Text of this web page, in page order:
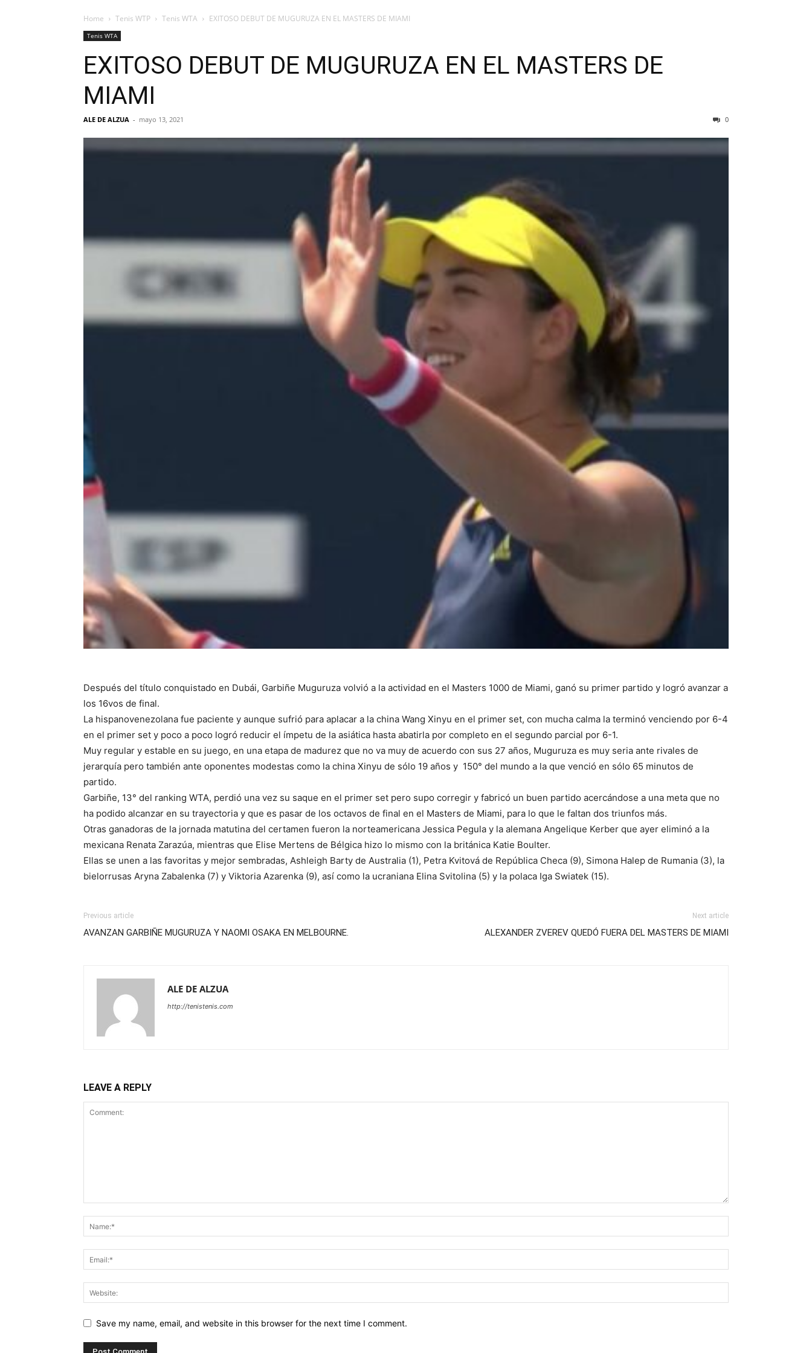
Home Tenis WTP Tenis WTA EXITOSO DEBUT DE MUGURUZA EN EL MASTERS DE MIAMI
Tenis WTA
EXITOSO DEBUT DE MUGURUZA EN EL MASTERS DE
MIAMI
ALE DE ALZUA - mayo 13, 2021 0
Después del título conquistado en Dubái, Garbiñe Muguruza volvió a la actividad en el Masters 1000 de Miami, ganó su primer partido y logró avanzar a
los 16vos de final.
La hispanovenezolana fue paciente y aunque sufrió para aplacar a la china Wang Xinyu en el primer set, con mucha calma la terminó venciendo por 6-4
en el primer set y poco a poco logró reducir el ímpetu de la asiática hasta abatirla por completo en el segundo parcial por 6-1.
Muy regular y estable en su juego, en una etapa de madurez que no va muy de acuerdo con sus 27 años, Muguruza es muy seria ante rivales de
jerarquía pero también ante oponentes modestas como la china Xinyu de sólo 19 años y 150° del mundo a la que venció en sólo 65 minutos de
partido.
Garbiñe, 13° del ranking WTA, perdió una vez su saque en el primer set pero supo corregir y fabricó un buen partido acercándose a una meta que no
ha podido alcanzar en su trayectoria y que es pasar de los octavos de final en el Masters de Miami, para lo que le faltan dos triunfos más.
Otras ganadoras de la jornada matutina del certamen fueron la norteamericana Jessica Pegula y la alemana Angelique Kerber que ayer eliminó a la
mexicana Renata Zarazúa, mientras que Elise Mertens de Bélgica hizo lo mismo con la británica Katie Boulter.
Ellas se unen a las favoritas y mejor sembradas, Ashleigh Barty de Australia (1), Petra Kvitová de República Checa (9), Simona Halep de Rumania (3), la
bielorrusas Aryna Zabalenka (7) y Viktoria Azarenka (9), así como la ucraniana Elina Svitolina (5) y la polaca Iga Swiatek (15).
Previous article
AVANZAN GARBIÑE MUGURUZA Y NAOMI OSAKA EN MELBOURNE.
Next article
ALEXANDER ZVEREV QUEDÓ FUERA DEL MASTERS DE MIAMI
ALE DE ALZUA
http://tenistenis.com
LEAVE A REPLY
Save my name, email, and website in this browser for the next time I comment.